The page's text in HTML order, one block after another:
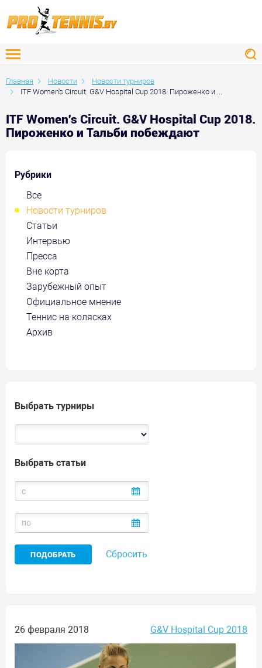
Главная Новости
Новости турниров
ITF Women's Circuit. G&V Hospital Cup 2018. Пироженко и ...
ITF Women's Circuit. G&V Hospital Cup 2018.
Пироженко и Тальби побеждают
Рубрики
Все
Новости турниров
Статьи
Интервью
Пресса
Вне корта
Зарубежный опыт
Официальное мнение
Теннис на колясках
Архив
Выбрать турниры
Выбрать статьи
Сбросить
26 февраля 2018 G&V Hospital Cup 2018